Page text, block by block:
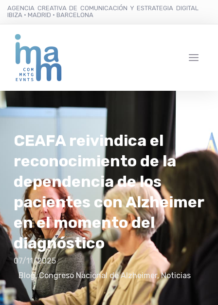
AGENCIA CREATIVA DE COMUNICACIÓN Y ESTRATEGIA DIGITAL
IBIZA · MADRID · BARCELONA
CEAFA reivindica el
reconocimiento de la
dependencia de los
pacientes con Alzheimer
en el momento del
diagnóstico
07/11/2025
Blog,Congreso Nacional de Alzheimer,Noticias